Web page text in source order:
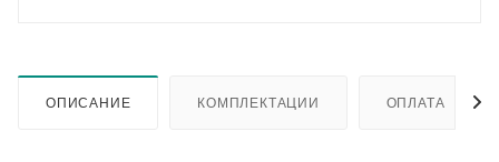
ОПИСАНИЕ КОМПЛЕКТАЦИИ ОПЛАТА